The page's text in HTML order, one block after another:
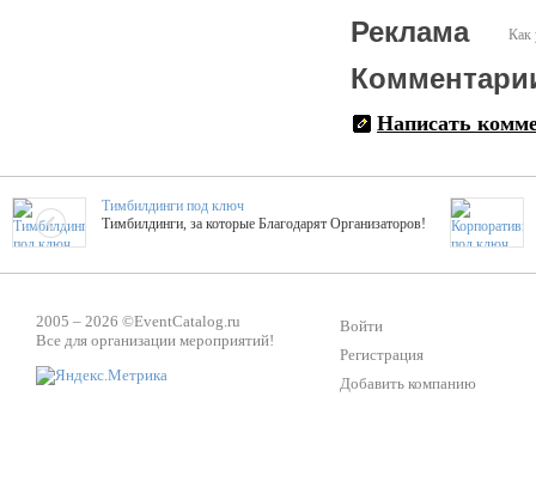
Как
Реклама
Написать
Тимбилдинги под ключ
Тимбилдинги, за которые Благодарят Организаторов!
ТОПовые мастер-классы на мероприятие! Гибкие цены!
ShowTex - Декор и Ди
2005 – 2026 ©EventCatalog.ru
Все для организации мероприятий!
Войти
Регистрация
Добавить компанию